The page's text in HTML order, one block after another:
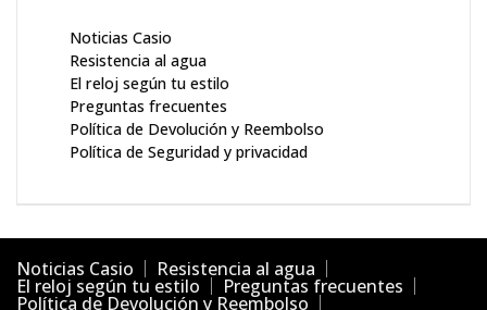
Noticias Casio
Resistencia al agua
El reloj según tu estilo
Preguntas frecuentes
Política de Devolución y Reembolso
Política de Seguridad y privacidad
Noticias Casio Resistencia al agua
El reloj según tu estilo Preguntas frecuentes
Política de Devolución y Reembolso